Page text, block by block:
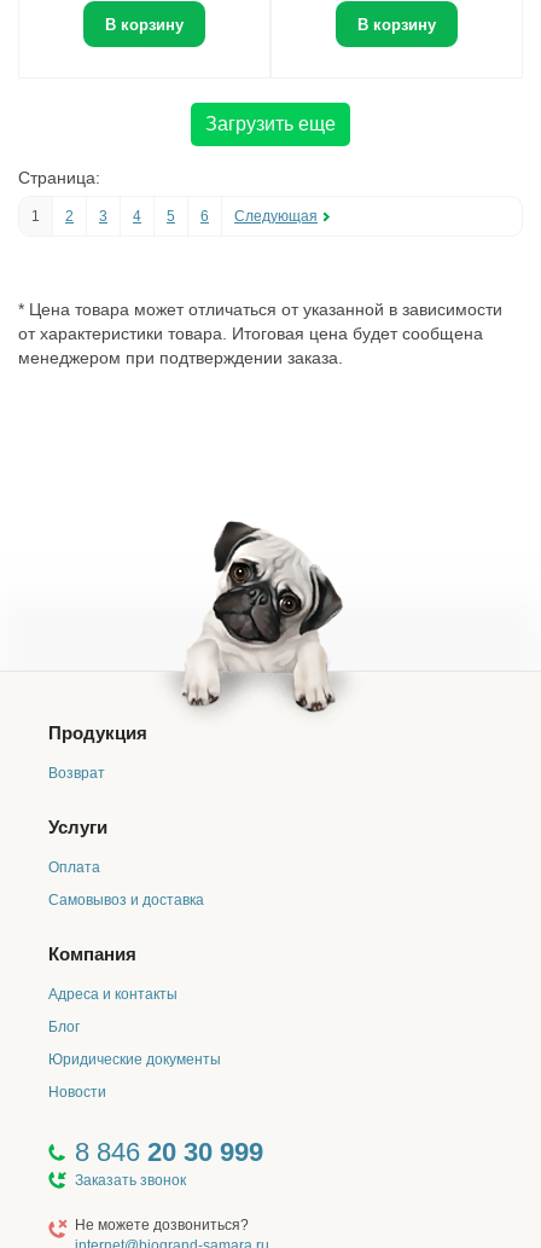
В корзину В корзину
Загрузить еще
Страница:
1 2 3 4 5 6 Следующая
* Цена товара может отличаться от указанной в зависимости
от характеристики товара. Итоговая цена будет сообщена
менеджером при подтверждении заказа.
Продукция
Возврат
Услуги
Оплата
Самовывоз и доставка
Компания
Адреса и контакты
Блог
Юридические документы
Новости
8 846 20 30 999
Заказать звонок
Не можете дозвониться?